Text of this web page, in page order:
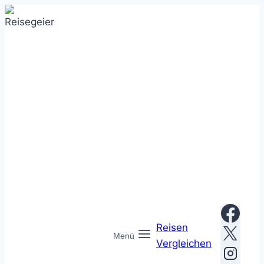
Zum
Inhalt
Menü
Reisen
Vergleichen